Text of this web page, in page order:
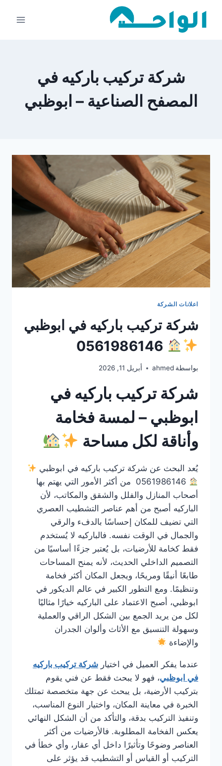
شركة تركيب باركيه في
المصفح الصناعية – ابوظبي
اعلانات الشركة
شركة تركيب باركيه في ابوظبي
بواسطة ahmed أبريل 11, 2026
شركة تركيب باركيه في
ابوظبي – لمسة فخامة
وأناقة لكل مساحة
يُعد البحث عن شركة تركيب باركيه في ابوظبي
0561986146 من أكثر الأمور التي يهتم بها
أصحاب المنازل والفلل والشقق والمكاتب، لأن
الباركيه أصبح من أهم عناصر التشطيب العصري
التي تضيف للمكان إحساسًا بالدفء والرقي
والجمال في الوقت نفسه. فالباركيه لا يُستخدم
فقط كخامة للأرضيات، بل يُعتبر جزءًا أساسيًا من
التصميم الداخلي الحديث، لأنه يمنح المساحات
طابعًا أنيقًا ومريحًا، ويجعل المكان أكثر فخامة
وتنظيمًا. ومع التطور الكبير في عالم الديكور في
ابوظبي، أصبح الاعتماد على الباركيه خيارًا مثاليًا
لكل من يريد الجمع بين الشكل الراقي والعملية
وسهولة التنسيق مع الأثاث وألوان الجدران
والإضاءة
عندما يفكر العميل في اختيار شركة تركيب باركيه
في ابوظبي، فهو لا يبحث فقط عن فني يقوم
بتركيب الأرضية، بل يبحث عن جهة متخصصة تمتلك
الخبرة في معاينة المكان، واختيار النوع المناسب،
وتنفيذ التركيب بدقة، والتأكد من أن الشكل النهائي
يعكس الفخامة المطلوبة. فالأرضيات من أكثر
العناصر وضوحًا وتأثيرًا داخل أي عقار، وأي خطأ في
التركيب أو القياس أو التشطيب قد يؤثر على